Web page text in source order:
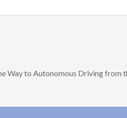
Way to Autonomous Driving from